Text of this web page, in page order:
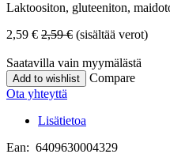
Laktoositon, gluteeniton,
2,59 € 2,59€ (sisältää verot)
Saatavilla vain myymälästä
Add to wishlist
Compare
Ota yhteyttä
Lisätietoa
Ean: 6409630004329